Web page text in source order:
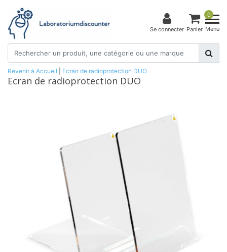
Se connecter
0
Panier Menu
Revenir à Accueil Ecran de radioprotection DUO
Ecran de radioprotection DUO